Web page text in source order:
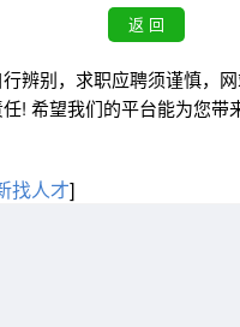
辨别，求职应聘须谨慎，
! 希望我们的平台能为您带
找人才]